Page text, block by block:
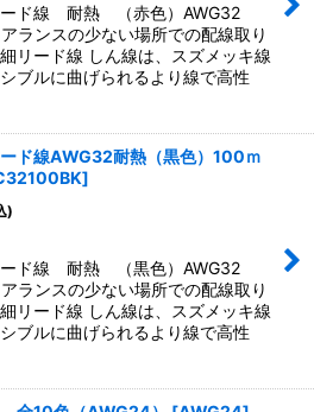
ード線 耐熱 （赤色）AWG32
ランスの少ない場所での配線取り
リード線 しん線は、スズメッキ線
ブルに曲げられるより線で高性
ド線AWG32耐熱（黒色）100ｍ
]
)
ード線 耐熱 （黒色）AWG32
ランスの少ない場所での配線取り
リード線 しん線は、スズメッキ線
ブルに曲げられるより線で高性